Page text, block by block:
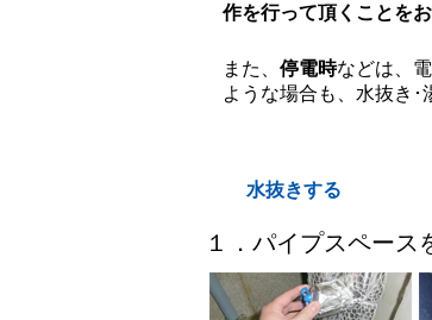
作を行って頂くことを
また、 停電時などは、
ような場合も、水抜き･
水抜きする
１．パイプスペース